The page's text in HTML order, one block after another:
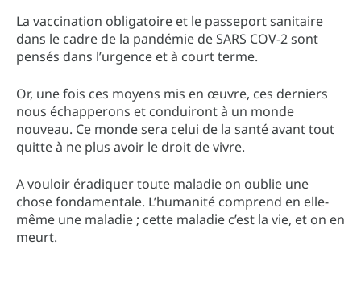
La vaccination obligatoire et le passeport sanitaire
dans le cadre de la pandémie de SARS COV-2 sont
pensés dans l’urgence et à court terme.
Or, une fois ces moyens mis en œuvre, ces derniers
nous échapperons et conduiront à un monde
nouveau. Ce monde sera celui de la santé avant tout
quitte à ne plus avoir le droit de vivre.
A vouloir éradiquer toute maladie on oublie une
chose fondamentale. L’humanité comprend en elle-
même une maladie ; cette maladie c’est la vie, et on en
meurt.